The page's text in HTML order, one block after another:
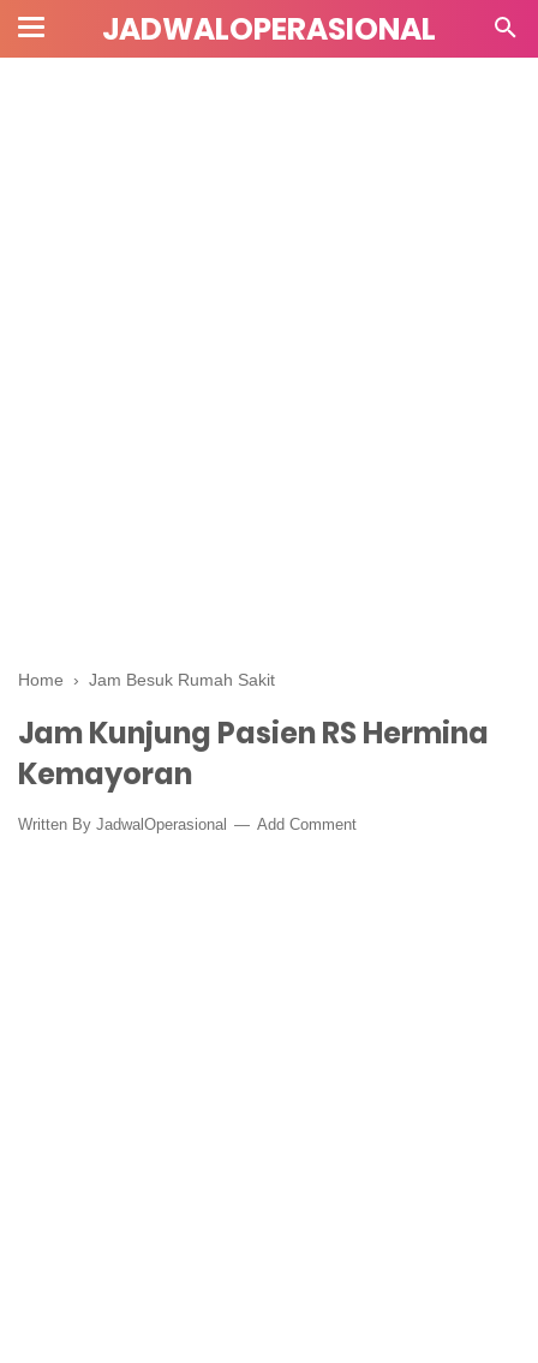
JADWALOPERASIONAL
Home › Jam Besuk Rumah Sakit
Jam Kunjung Pasien RS Hermina
Kemayoran
Written By JadwalOperasional Add Comment